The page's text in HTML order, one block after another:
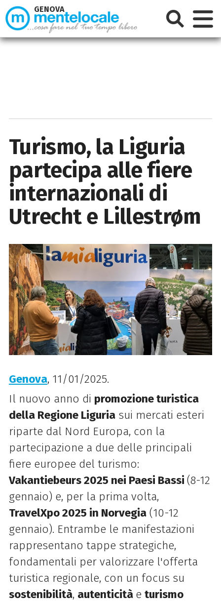
Turismo, la Liguria
partecipa alle fiere
internazionali di
Utrecht e Lillestrøm
Genova, 11/01/2025.
Il nuovo anno di promozione turistica
della Regione Liguriasui mercati esteri
riparte dal Nord Europa, con la
partecipazione a due delle principali
fiere europee del turismo:
Vakantiebeurs 2025 nei Paesi Bassi (8-12
gennaio) e, per la prima volta,
TravelXpo 2025 in Norvegia(10-12
gennaio). Entrambe le manifestazioni
rappresentano tappe strategiche,
fondamentali per valorizzare l'offerta
turistica regionale, con un focus su
sostenibilità, autenticità e turismo
GENOVA